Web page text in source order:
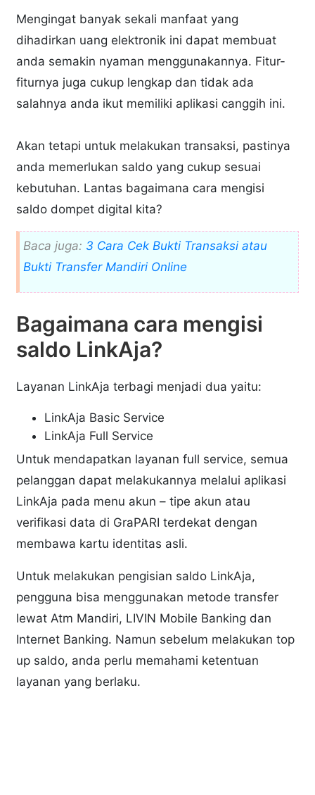
Mengingat banyak sekali manfaat yang
dihadirkan uang elektronik ini dapat membuat
anda semakin nyaman menggunakannya. Fitur-
fiturnya juga cukup lengkap dan tidak ada
salahnya anda ikut memiliki aplikasi canggih ini.
Akan tetapi untuk melakukan transaksi, pastinya
anda memerlukan saldo yang cukup sesuai
kebutuhan. Lantas bagaimana cara mengisi
saldo dompet digital kita?
Baca juga: 3 Cara Cek Bukti Transaksi atau
Bukti Transfer Mandiri Online
Bagaimana cara mengisi
saldo LinkAja?
Layanan LinkAja terbagi menjadi dua yaitu:
LinkAja Basic Service
LinkAja Full Service
Untuk mendapatkan layanan full service, semua
pelanggan dapat melakukannya melalui aplikasi
LinkAja pada menu akun – tipe akun atau
verifikasi data di GraPARI terdekat dengan
membawa kartu identitas asli.
Untuk melakukan pengisian saldo LinkAja,
pengguna bisa menggunakan metode transfer
lewat Atm Mandiri, LIVIN Mobile Banking dan
Internet Banking. Namun sebelum melakukan top
up saldo, anda perlu memahami ketentuan
layanan yang berlaku.